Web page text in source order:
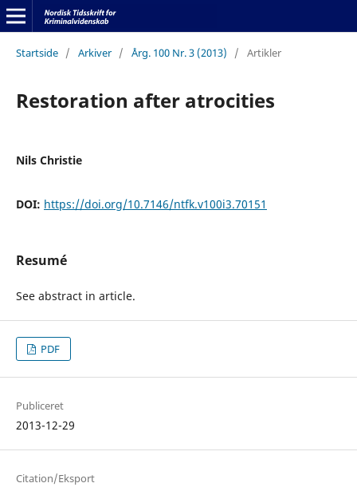
Startside / Arkiver / Årg. 100 Nr. 3 (2013) / Artikler
Restoration after atrocities
Nils Christie
DOI: https://doi.org/10.7146/ntfk.v100i3.70151
Resumé
See abstract in article.
PDF
Publiceret
2013-12-29
Citation/Eksport